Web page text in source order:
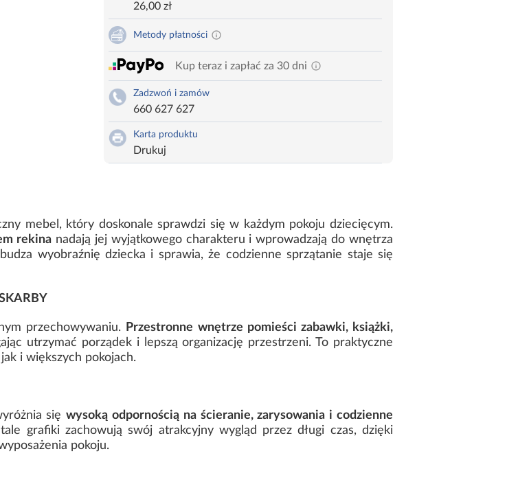
26,00 zł
Metody płatności
Kup teraz i zapłać za 30 dni
Zadzwoń i zamów
660 627 627
Karta produktu
Drukuj
mebel, który doskonale sprawdzi się w każdym pokoju dziecięcym.
rekina nadają jej wyjątkowego charakteru i wprowadzają do wnętrza
wyobraźnię dziecka i sprawia, że codzienne sprzątanie staje się
przechowywaniu.
Przestronne wnętrze pomieści zabawki, książki,
utrzymać porządek i lepszą organizację przestrzeni. To praktyczne
i większych pokojach.
sięwysoką odpornością na ścieranie, zarysowania i codzienne
grafiki zachowują swój atrakcyjny wygląd przez długi czas, dzięki
pokoju.